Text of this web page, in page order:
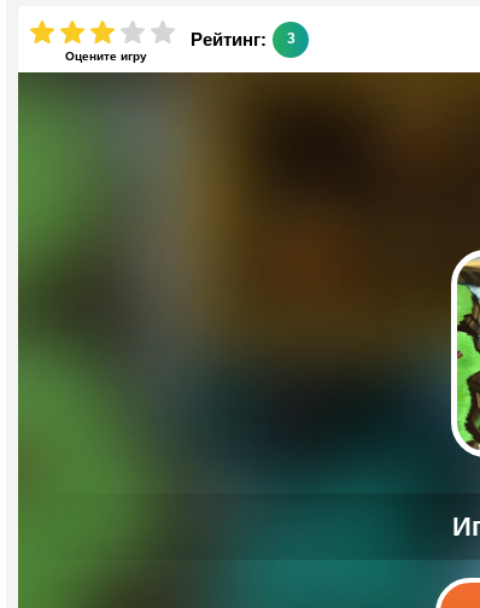
Оцените игру
Рейтинг: 3